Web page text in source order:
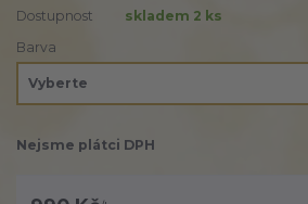
Dostupnost
skladem 2 ks
Barva
Nejsme plátci DPH